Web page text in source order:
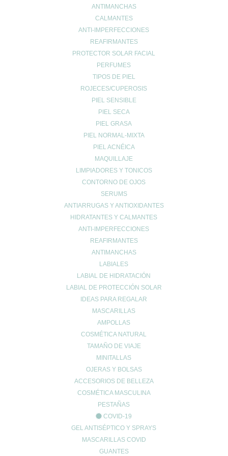
ANTIMANCHAS
CALMANTES
ANTI-IMPERFECCIONES
REAFIRMANTES
PROTECTOR SOLAR FACIAL
PERFUMES
TIPOS DE PIEL
ROJECES/CUPEROSIS
PIEL SENSIBLE
PIEL SECA
PIEL GRASA
PIEL NORMAL-MIXTA
PIEL ACNÉICA
MAQUILLAJE
LIMPIADORES Y TONICOS
CONTORNO DE OJOS
SERUMS
ANTIARRUGAS Y ANTIOXIDANTES
HIDRATANTES Y CALMANTES
ANTI-IMPERFECCIONES
REAFIRMANTES
ANTIMANCHAS
LABIALES
LABIAL DE HIDRATACIÓN
LABIAL DE PROTECCIÓN SOLAR
IDEAS PARA REGALAR
MASCARILLAS
AMPOLLAS
COSMÉTICA NATURAL
TAMAÑO DE VIAJE
MINITALLAS
OJERAS Y BOLSAS
ACCESORIOS DE BELLEZA
COSMÉTICA MASCULINA
PESTAÑAS
COVID-19
GEL ANTISÉPTICO Y SPRAYS
MASCARILLAS COVID
GUANTES
Si te queda alguna duda sobre el cuidado de las carillas, pide
recomendaciones personalizadas en la farmacia.
Tu dirección de correo electrónico no será publicada.
obligatorios están marcados con*